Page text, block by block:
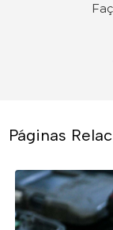
Páginas